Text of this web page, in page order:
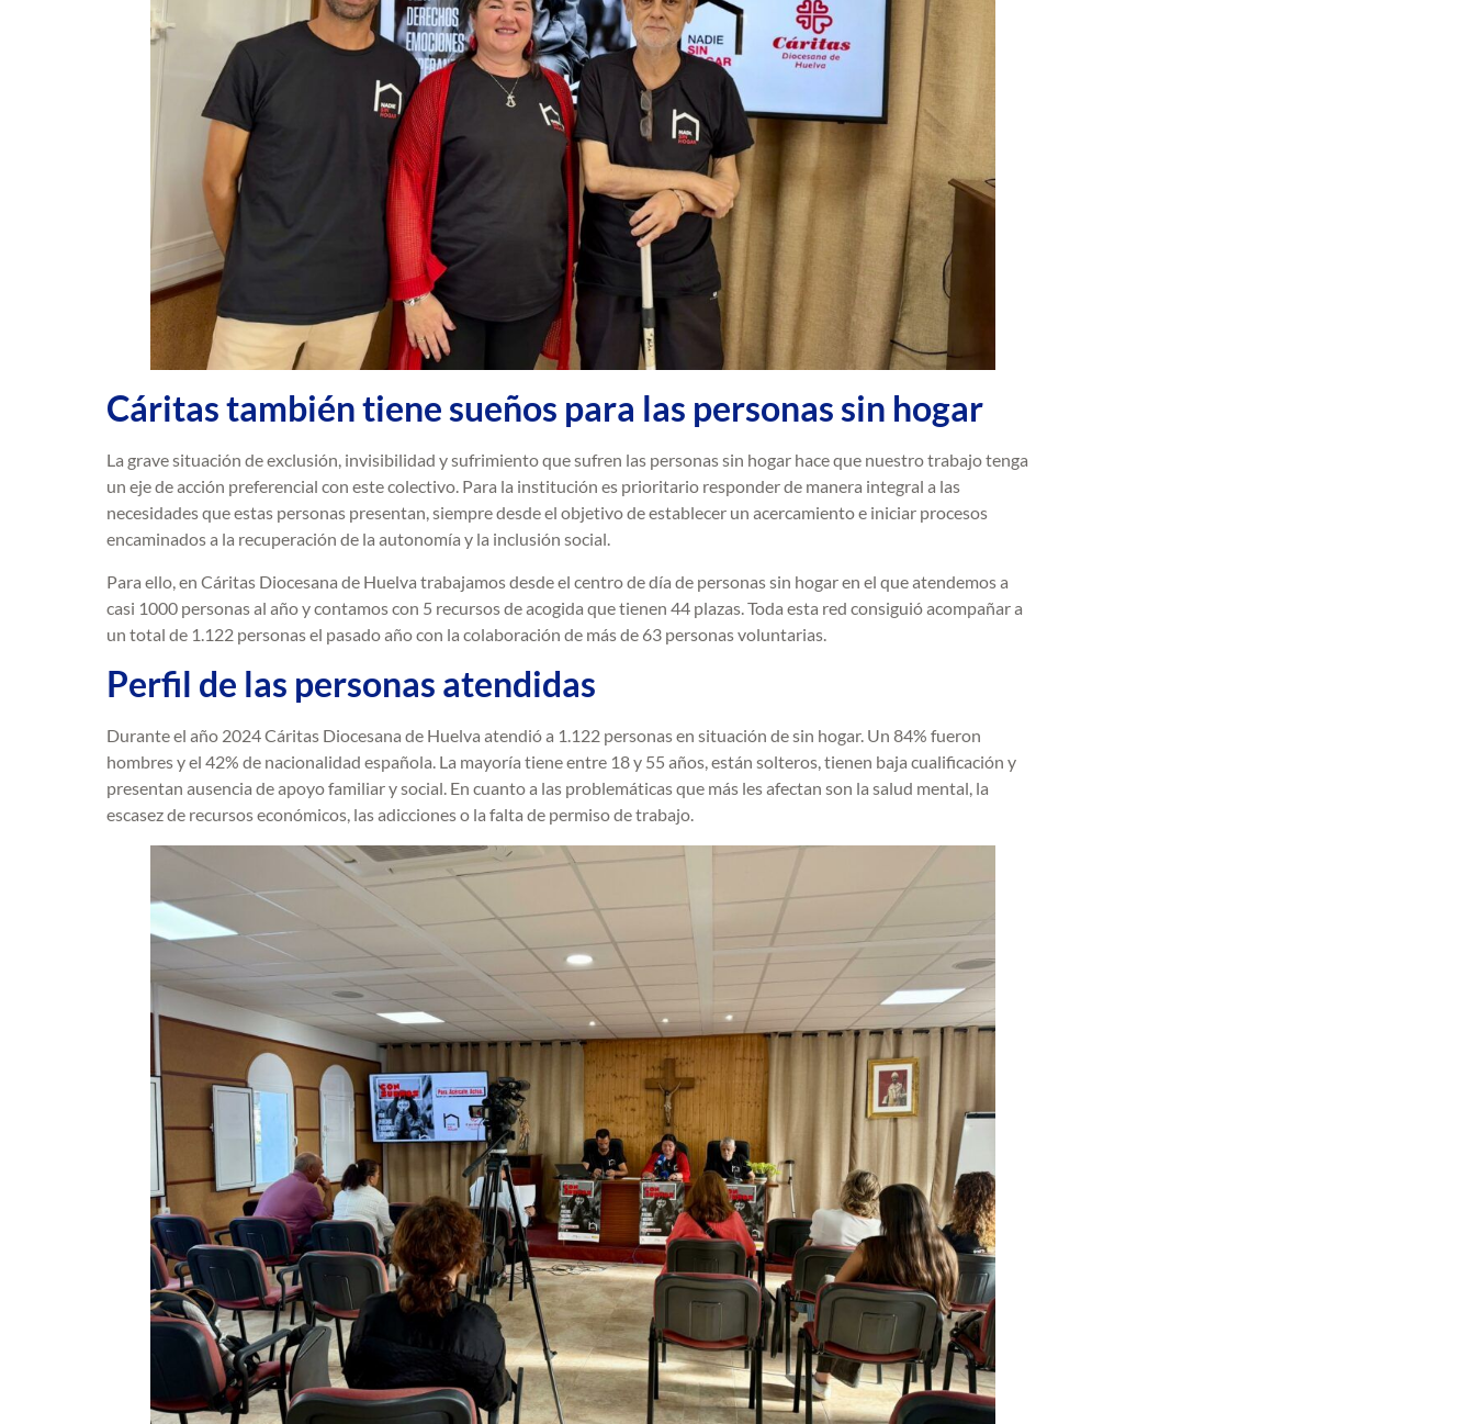
Cáritas también tiene sueños para las personas sin hogar
La grave situación de exclusión, invisibilidad y sufrimiento que sufren las personas sin hogar hace que nuestro trabajo tenga
un eje de acción preferencial con este colectivo. Para la institución es prioritario responder de manera integral a las
necesidades que estas personas presentan, siempre desde el objetivo de establecer un acercamiento e iniciar procesos
encaminados a la recuperación de la autonomía y la inclusión social.
Para ello, en Cáritas Diocesana de Huelva trabajamos desde el centro de día de personas sin hogar en el que atendemos a
casi 1000 personas al año y contamos con 5 recursos de acogida que tienen 44 plazas. Toda esta red consiguió acompañar a
un total de 1.122 personas el pasado año con la colaboración de más de 63 personas voluntarias.
Perfil de las personas atendidas
Durante el año 2024 Cáritas Diocesana de Huelva atendió a 1.122 personas en situación de sin hogar. Un 84% fueron
hombres y el 42% de nacionalidad española. La mayoría tiene entre 18 y 55 años, están solteros, tienen baja cualificación y
presentan ausencia de apoyo familiar y social. En cuanto a las problemáticas que más les afectan son la salud mental, la
escasez de recursos económicos, las adicciones o la falta de permiso de trabajo.